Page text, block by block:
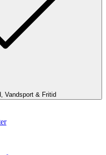
Vandsport & Fritid